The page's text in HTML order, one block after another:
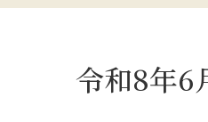
令和8年6